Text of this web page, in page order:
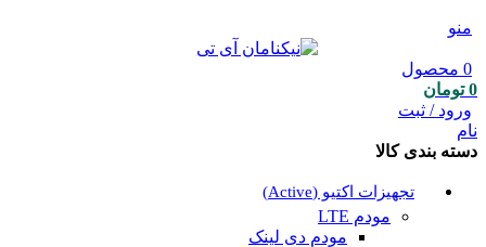
منو
0 محصول
0 تومان
ورود / ثبت
نام
دسته بندی کالا
تجهیزات اکتیو (Active)
مودم LTE
مودم دی لینک